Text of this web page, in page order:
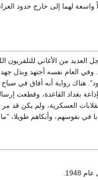
واسعة لهما إلى خارج حدود
وفي العام نفسه أجتهد وبذل
هناك رواية أنه أفاق في صباح
بغداد القاعدة، وقطعت
العسكرية، ولم يكن قد مر سوى 7 أشهر على
في نفوسهم، وأبكاهم طويلا،